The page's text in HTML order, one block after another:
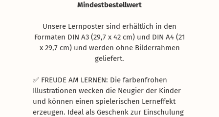
Mindestbestellwert
Unsere Lernposter sind erhältlich in den
Formaten DIN A3 (29,7 x 42 cm) und DIN A4 (21
x 29,7 cm) und werden ohne Bilderrahmen
geliefert.
✅ FREUDE AM LERNEN: Die farbenfrohen
Illustrationen wecken die Neugier der Kinder
und können einen spielerischen Lerneffekt
erzeugen. Ideal als Geschenk zur Einschulung